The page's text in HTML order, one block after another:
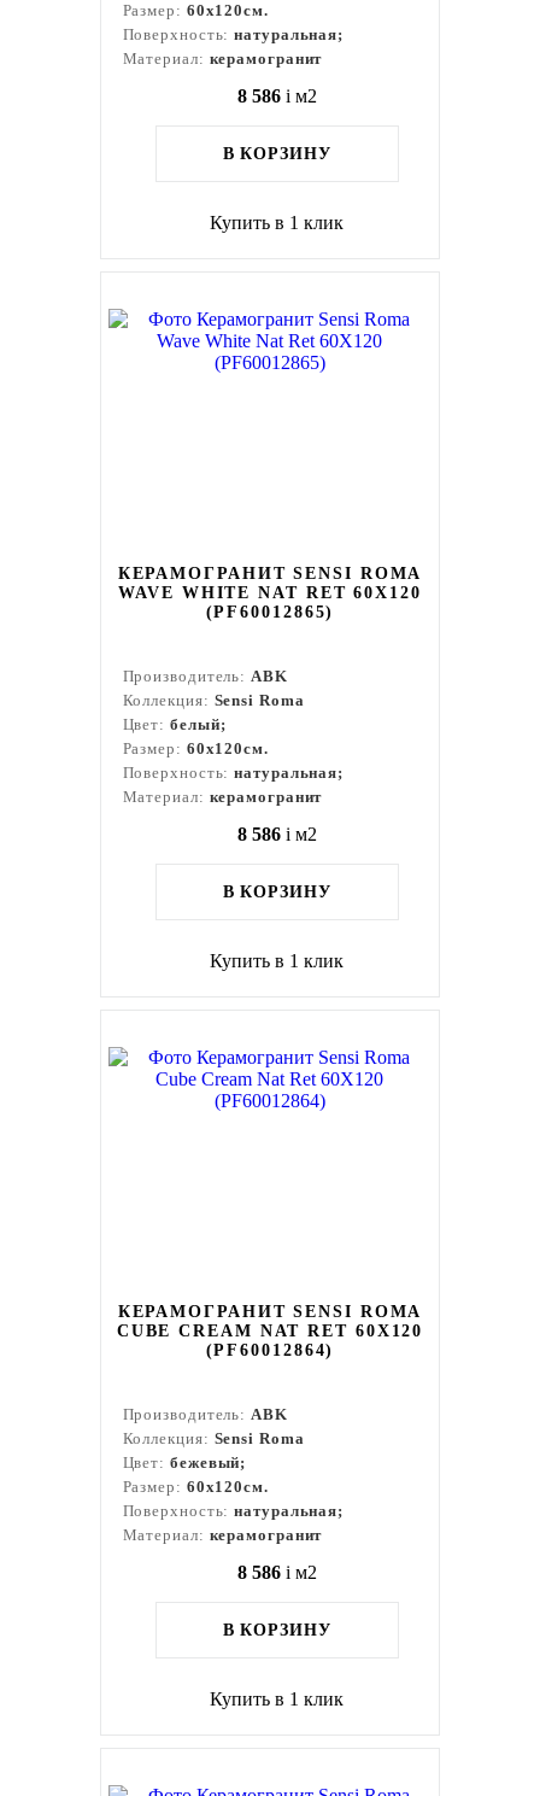
Размер: 60x120см.
Поверхность:натуральная;
Материал: керамогранит
8 586 i м2
В КОРЗИНУ
Купить в 1 клик
КЕРАМОГРАНИТ SENSI ROMA
WAVE WHITE NAT RET 60X120
(PF60012865)
Производитель:ABK
Коллекция: Sensi Roma
Цвет: белый;
Размер: 60x120см.
Поверхность:натуральная;
Материал: керамогранит
8 586 i м2
В КОРЗИНУ
Купить в 1 клик
КЕРАМОГРАНИТ SENSI ROMA
CUBE CREAM NAT RET 60X120
(PF60012864)
Производитель:ABK
Коллекция: Sensi Roma
Цвет: бежевый;
Размер: 60x120см.
Поверхность:натуральная;
Материал: керамогранит
8 586 i м2
В КОРЗИНУ
Купить в 1 клик